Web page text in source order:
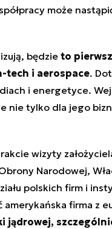
może
będzieto
tech i aerospace.
i energetyce.
nie tylko dla jego
wizyty
Narodowej,
polskich firm i
firma z
jądrowej,